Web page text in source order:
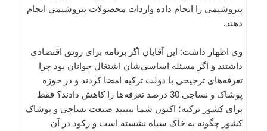
پتروشیمی را انجام داده واردات محصولات پتروشیمی انجام
دهند.
وی اظهار داشت: این آقایان اگر برنامه برای رونق اقتصادی
داشتند و اگر مسئله اساسی‌شان اشتغال جوانان بود چرا
تعرفه‌های ترجیحی با دولت ترکیه امضا کردند و در حوزه
پوشاک و نساجی 30 درصد تعرفه‌ها را کاهش دادند؟ فقط
برای کشور ترکیه؛ اکنون شما ببینید صنعت نساجی و پوشاک
کشور چگونه به خاک سیاه نشسته است و رکود در آن